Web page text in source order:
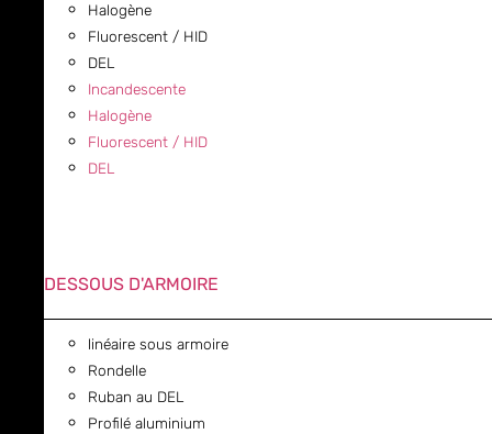
Halogène
Fluorescent / HID
DEL
Incandescente
Halogène
Fluorescent / HID
DEL
DESSOUS D'ARMOIRE
linéaire sous armoire
Rondelle
Ruban au DEL
Profilé aluminium